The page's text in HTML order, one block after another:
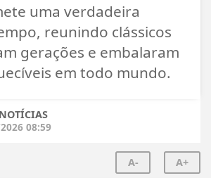
uma verdadeira
reunindo clássicos
gerações e embalaram
em todo mundo.
08:59
A- A+